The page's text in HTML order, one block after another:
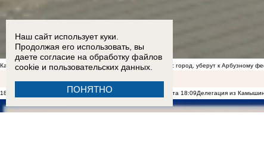
Камышане предположили, что сорную траву, которой зарос город, уберут к Арбузному
18:16 В Камышине гладиолусы побили рекорд по цене букета 18:09Делегация из
Наш сайт использует куки.
Продолжая его использовать, вы
даете согласие на обработку файлов
cookie и пользовательских данных.
ПОНЯТНО